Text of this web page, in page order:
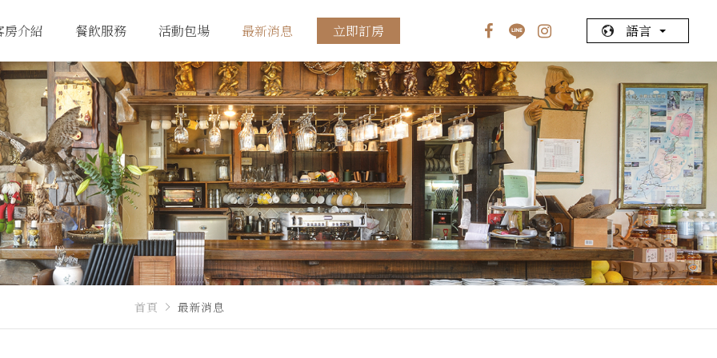
房介紹 餐飲服務 活動包場 最新消息 立即訂房 語言
Select Language
首頁 最新消息